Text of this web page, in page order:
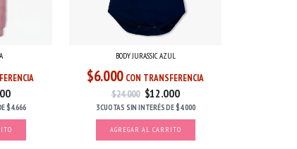
$4.666
BODY JURASSIC AZUL
$6.000 CON TRANSFERENCIA
$24.000 $12.000
3 CUOTAS SIN INTERÉSDE$4.000
AGREGAR AL CARRITO